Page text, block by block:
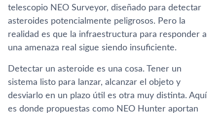
telescopio NEO Surveyor, diseñado para detectar
asteroides potencialmente peligrosos. Pero la
realidad es que la infraestructura para responder a
una amenaza real sigue siendo insuficiente.
Detectar un asteroide es una cosa. Tener un
sistema listo para lanzar, alcanzar el objeto y
desviarlo en un plazo útil es otra muy distinta. Aquí
es donde propuestas como NEO Hunter aportan